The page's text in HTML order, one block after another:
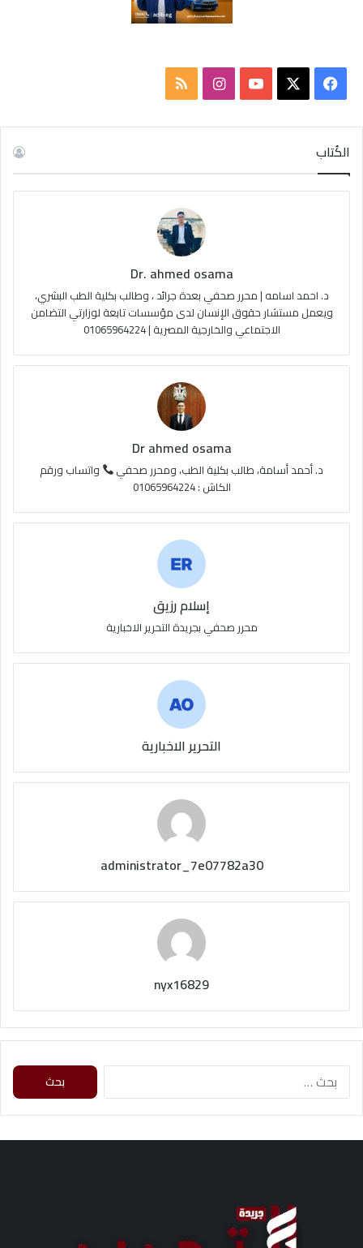
س
ب
u
e
ت
ا
م
ص
ا
ل
م
و
ق
ع
R
S
S
الكُتاب
Dr. ahmed osama
د. احمد اسامه | محرر صحفي بعدة جرائد ، وطالب بكلية الطب البشري،
ويعمل مستشار حقوق الإنسان لدى مؤسسات تابعة لوزارتي التضامن
الاجتماعي والخارجية المصرية | 01065964224
Dr ahmed osama
د. أحمد أسامة، طالب بكلية الطب، ومحرر صحفي
واتساب ورقم
الكاش : 01065964224
إسلام رزيق
محرر صحفي بجريدة التحرير الاخبارية
التحرير الاخبارية
administrator_7e07782a30
nyx16829
ث